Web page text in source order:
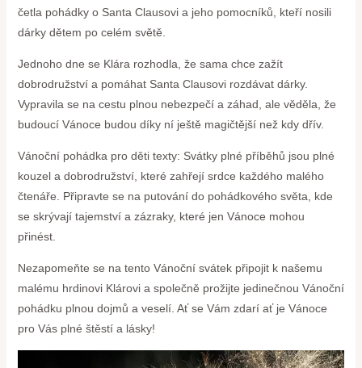
četla pohádky o Santa ⁣Clausovi a jeho pomocníků, kteří nosili
dárky dětem po celém světě.
Jednoho dne se Klára rozhodla, že sama chce zažít
dobrodružství a pomáhat Santa Clausovi rozdávat ⁢dárky.
Vypravila se na cestu plnou nebezpečí a záhad, ale věděla, že
budoucí Vánoce budou díky ní ještě magičtější než kdy dřív.
Vánoční pohádka pro ‍děti texty: Svátky plné příběhů jsou plné
kouzel a dobrodružství, které zahřejí srdce každého malého
čtenáře. Připravte se na putování ​do ⁤pohádkového světa, kde
se skrývají tajemství a zázraky, které jen ​Vánoce mohou
přinést.
Nezapomeňte se na tento Vánoční svátek ⁣připojit k ​našemu
malému hrdinovi Klárovi a společně prožijte jedinečnou ⁤Vánoční
pohádku plnou dojmů a veselí. Ať se Vám zdarí ať je Vánoce
pro Vás plné štěstí a ⁢lásky!